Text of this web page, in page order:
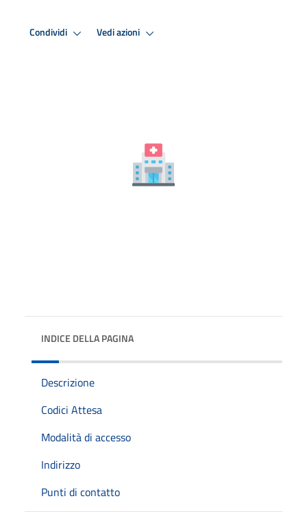
Condividi Vedi azioni
INDICE DELLA PAGINA
Descrizione
Codici Attesa
Modalità di accesso
Indirizzo
Punti di contatto